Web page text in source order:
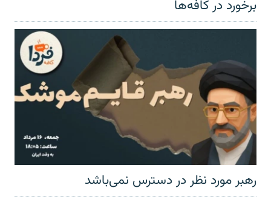
برخورد در کافه‌ها
رهبر مورد نظر در دسترس نمی‌باشد